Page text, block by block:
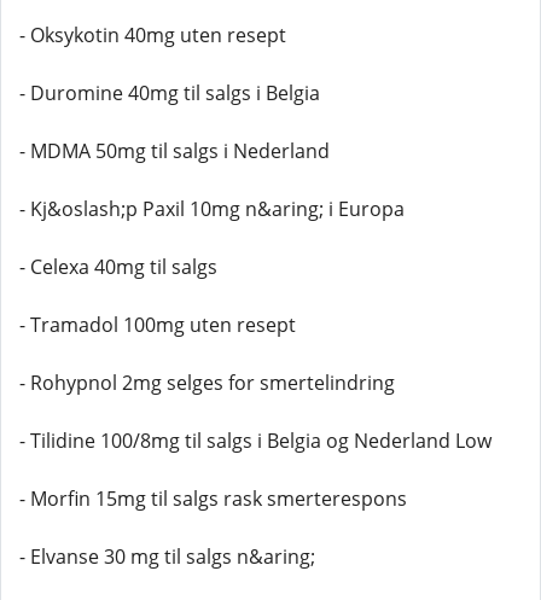
- Oksykotin 40mg uten resept
- Duromine 40mg til salgs i Belgia
- MDMA 50mg til salgs i Nederland
- Kj&oslash;p Paxil 10mg n&aring; i Europa
- Celexa 40mg til salgs
- Tramadol 100mg uten resept
- Rohypnol 2mg selges for smertelindring
- Tilidine 100/8mg til salgs i Belgia og Nederland Low
- Morfin 15mg til salgs rask smerterespons
- Elvanse 30 mg til salgs n&aring;